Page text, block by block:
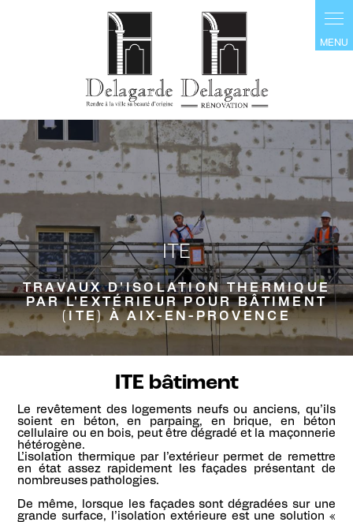
ITE
TRAVAUX D'ISOLATION THERMIQUE
PAR L'EXTÉRIEUR POUR BÂTIMENT
(ITE) À AIX-EN-PROVENCE
ITE bâtiment
Le revêtement des logements neufs ou anciens, qu’ils
soient en béton, en parpaing, en brique, en béton
cellulaire ou en bois, peut être dégradé et la maçonnerie
hétérogène.
L’isolation thermique par l’extérieur permet de remettre
en état assez rapidement les façades présentant de
nombreuses pathologies.
De même, lorsque les façades sont dégradées sur une
grande surface, l’isolation extérieure est une solution «